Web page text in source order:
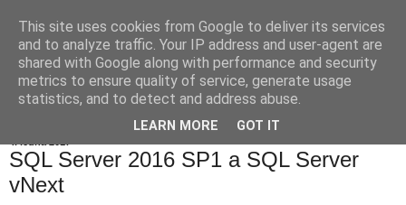
Jiří Neoral
SQL Server 2016 SP1 a SQL Server
vNext
This site uses cookies from Google to deliver its services
and to analyze traffic. Your IP address and user-agent are
shared with Google along with performance and security
metrics to ensure quality of service, generate usage
statistics, and to detect and address abuse.
LEARN MORE GOT IT